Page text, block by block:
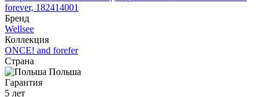
forever, 182414001
Бренд
Wellsee
Коллекция
ONCE! and forefer
Страна
Польша
Гарантия
5 лет